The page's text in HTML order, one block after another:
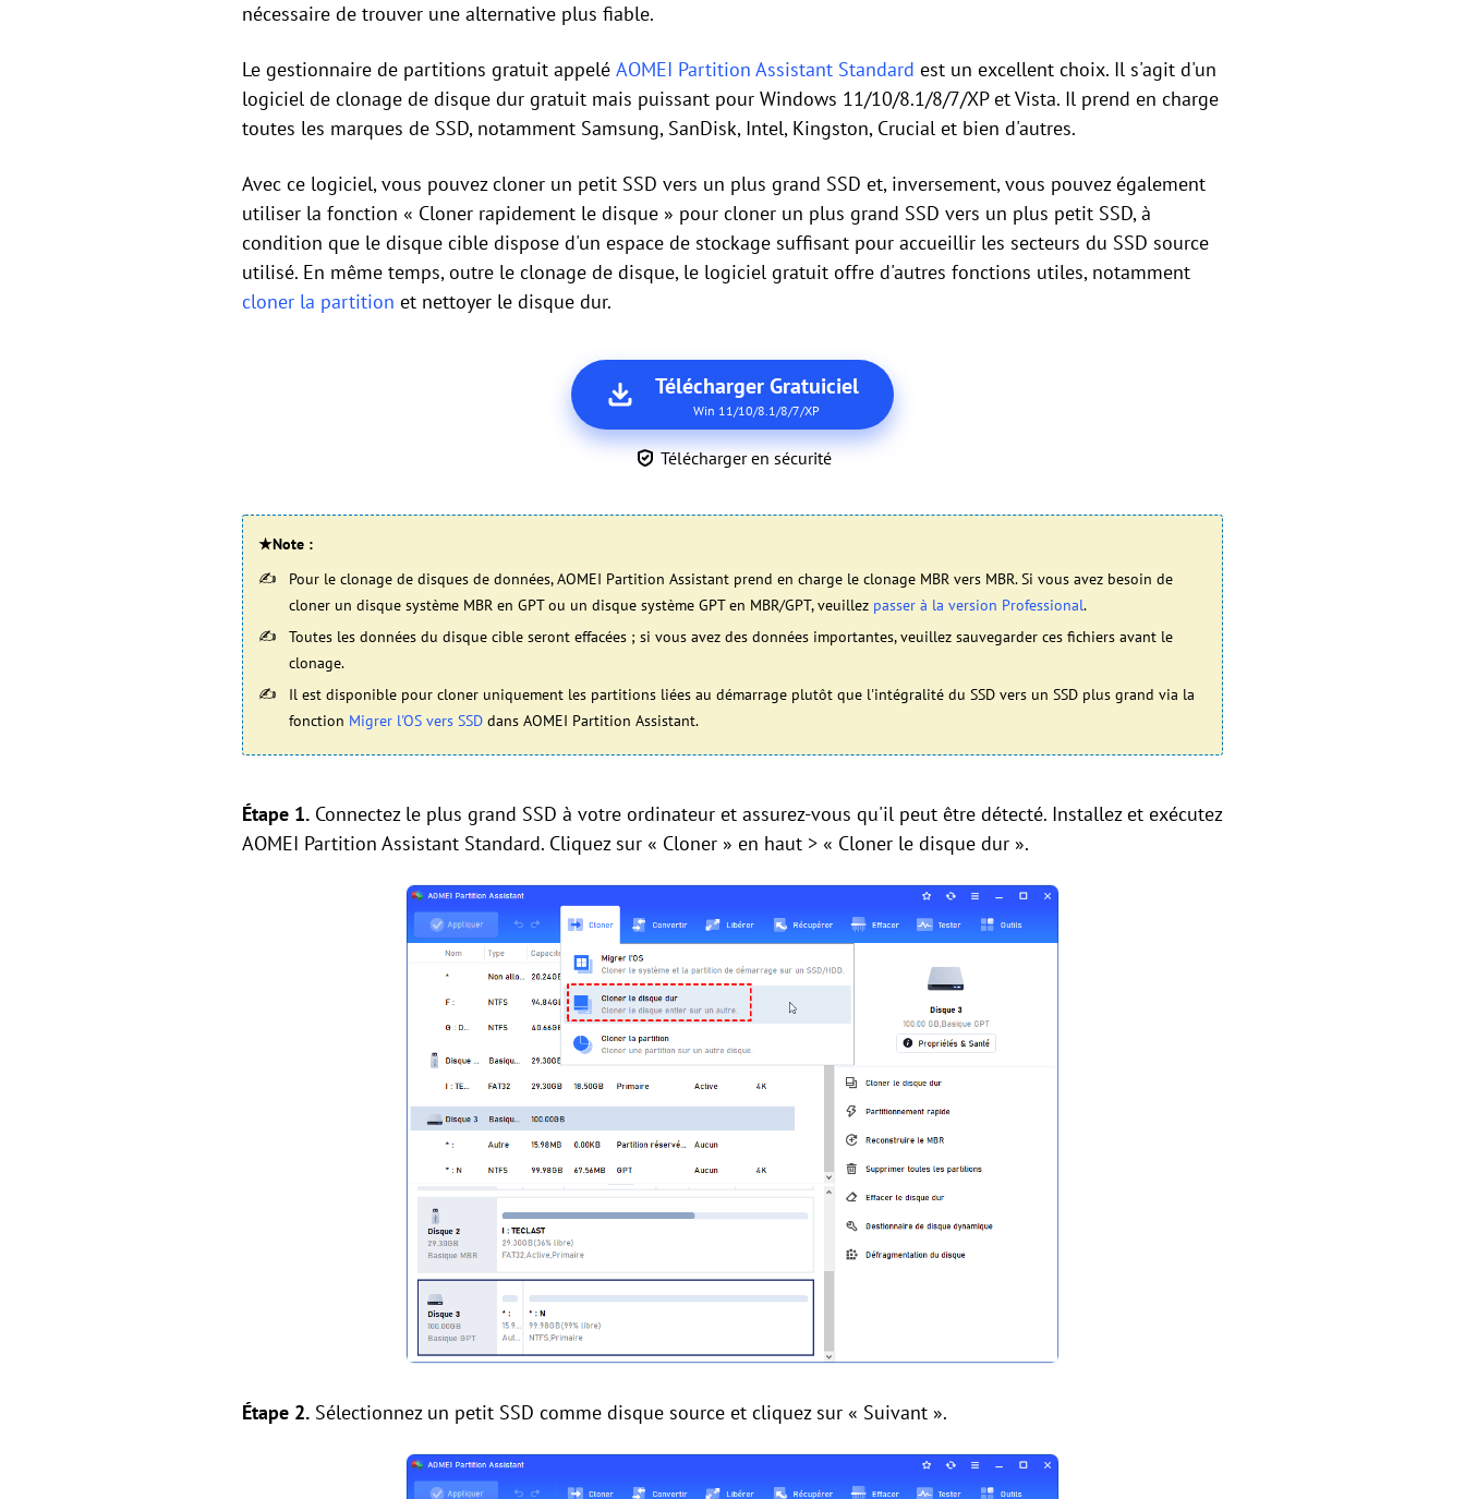
nécessaire de trouver une alternative plus fiable.
Le gestionnaire de partitions gratuit appelé AOMEI Partition Assistant Standard est un excellent choix. Il s'agit d'un
logiciel de clonage de disque dur gratuit mais puissant pour Windows 11/10/8.1/8/7/XP et Vista. Il prend en charge
toutes les marques de SSD, notamment Samsung, SanDisk, Intel, Kingston, Crucial et bien d'autres.
Avec ce logiciel, vous pouvez cloner un petit SSD vers un plus grand SSD et, inversement, vous pouvez également
utiliser la fonction « Cloner rapidement le disque » pour cloner un plus grand SSD vers un plus petit SSD, à
condition que le disque cible dispose d'un espace de stockage suffisant pour accueillir les secteurs du SSD source
utilisé. En même temps, outre le clonage de disque, le logiciel gratuit offre d'autres fonctions utiles, notamment
cloner la partition et nettoyer le disque dur.
Télécharger Gratuiciel
Win 11/10/8.1/8/7/XP
Télécharger en sécurité
★Note :
Pour le clonage de disques de données, AOMEI Partition Assistant prend en charge le clonage MBR vers MBR. Si vous avez besoin de
cloner un disque système MBR en GPT ou un disque système GPT en MBR/GPT, veuillez passer à la version Professional.
Toutes les données du disque cible seront effacées ; si vous avez des données importantes, veuillez sauvegarder ces fichiers avant le
clonage.
Il est disponible pour cloner uniquement les partitions liées au démarrage plutôt que l'intégralité du SSD vers un SSD plus grand via la
fonction Migrer l'OS vers SSD dans AOMEI Partition Assistant.
Étape 1. Connectez le plus grand SSD à votre ordinateur et assurez-vous qu'il peut être détecté. Installez et exécutez
AOMEI Partition Assistant Standard. Cliquez sur « Cloner » en haut > « Cloner le disque dur ».
Étape 2. Sélectionnez un petit SSD comme disque source et cliquez sur « Suivant ».